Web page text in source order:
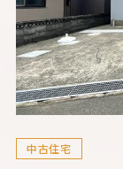
中古住宅